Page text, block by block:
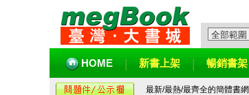
HOME 新書上架 暢銷書架
最新/最熱/最齊全的簡體書網